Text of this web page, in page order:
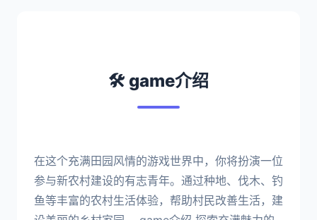
🛠️ game介绍
在这个充满田园风情的游戏世界中，你将扮演一位
参与新农村建设的有志青年。通过种地、伐木、钓
鱼等丰富的农村生活体验，帮助村民改善生活，建